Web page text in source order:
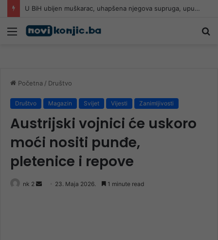
U BiH ubijen muškarac, uhapšena njegova supruga, upucan u glavu
Meni
Početna / Društvo
Društvo Magazin Svijet Vijesti Zanimljivosti
Austrijski vojnici će uskoro
moći nositi punđe,
pletenice i repove
nk 2
Send 23. Maja 2026. 1 minute read